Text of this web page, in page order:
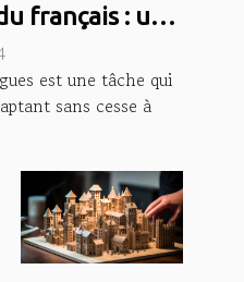
français : une
?
est une tâche qui
sans cesse à